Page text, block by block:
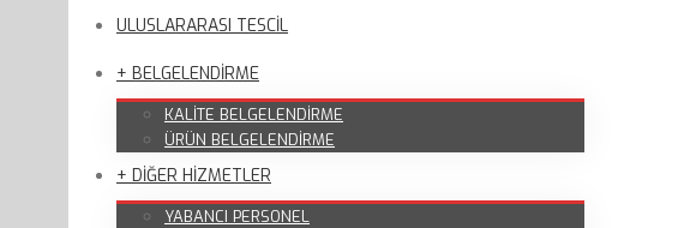
ULUSLARARASI TESCİL
+ BELGELENDİRME
KALİTE BELGELENDİRME
ÜRÜN BELGELENDİRME
+ DİĞER HİZMETLER
YABANCI PERSONEL